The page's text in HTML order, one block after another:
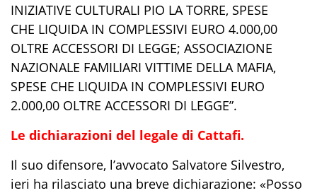
INIZIATIVE CULTURALI PIO LA TORRE, SPESE
CHE LIQUIDA IN COMPLESSIVI EURO 4.000,00
OLTRE ACCESSORI DI LEGGE; ASSOCIAZIONE
NAZIONALE FAMILIARI VITTIME DELLA MAFIA,
SPESE CHE LIQUIDA IN COMPLESSIVI EURO
2.000,00 OLTRE ACCESSORI DI LEGGE”.
Le dichiarazioni del legale di Cattafi.
Il suo difensore, l’avvocato Salvatore Silvestro,
ieri ha rilasciato una breve dichiarazione: «Posso